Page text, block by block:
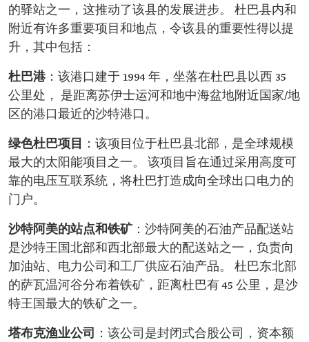
的驿站之一，这推动了该县的发展进步。 杜巴县内和
附近有许多重要项目和地点，令该县的重要性得以提
升，其中包括：
杜巴港：该港口建于 1994 年，坐落在杜巴县以西 35
公里处， 是距离苏伊士运河和地中海盆地附近国家/地
区的港口最近的沙特港口。
绿色杜巴项目
：该项目位于杜巴县北部，是全球规模
最大的太阳能项目之一。 该项目旨在通过采用高度可
靠的电压互联系统，将杜巴打造成向全球出口电力的
门户。
沙特阿美的站点和铁矿：沙特阿美的石油产品配送站
是沙特王国北部和西北部最大的配送站之一，负责向
加油站、电力公司和工厂供应石油产品。 杜巴东北部
的萨瓦温河谷分布着铁矿，距离杜巴有 45 公里，是沙
特王国最大的铁矿之一。
塔布克渔业公司 ：该公司是封闭式合股公司，资本额